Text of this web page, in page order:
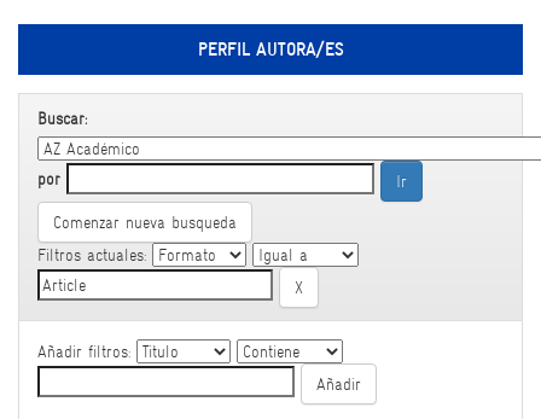
PERFIL AUTORA/ES
Buscar:
por
Comenzar nueva busqueda
Filtros actuales:
Añadir filtros: